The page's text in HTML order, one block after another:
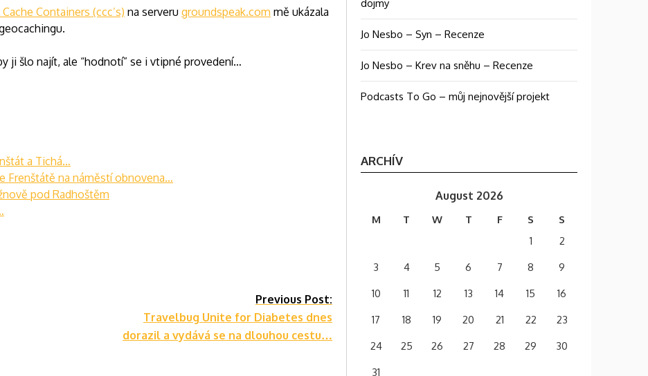
Containers (ccc’s) na serveru groundspeak.com mě ukázala
ji šlo najít, ale “hodnotí” se i vtipné provedení…
a Tichá…
Frenštátě na náměstí obnovena…
pod Radhoštěm
Previous Post:
Travelbug Unite for Diabetes dnes
dorazil a vydává se na dlouhou cestu…
dojmy
Jo Nesbo – Syn – Recenze
Jo Nesbo – Krev na sněhu – Recenze
Podcasts To Go – můj nejnovější projekt
ARCHÍV
August 2026
M T W T F S
S
1
2
3
4 5 6 7 8
9
10
11 12 13 14 15
16
17
18 19 20 21 22
23
24
25 26 27 28 29
30
31